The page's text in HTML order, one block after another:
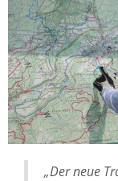
„Der neue